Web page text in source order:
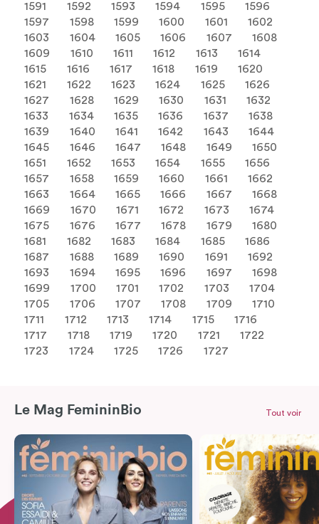
1591
1592 1593 1594 1595
1596
1597
1598 1599 1600 1601
1602
1603
1604 1605 1606 1607
1608
1609
1610 1611 1612 1613
1614
1615
1616 1617 1618 1619
1620
1621
1622 1623 1624 1625
1626
1627
1628 1629 1630 1631
1632
1633
1634 1635 1636 1637
1638
1639
1640 1641 1642 1643
1644
1645
1646 1647 1648 1649
1650
1651
1652 1653 1654 1655
1656
1657
1658 1659 1660 1661
1662
1663
1664 1665 1666 1667
1668
1669
1670 1671 1672 1673
1674
1675
1676 1677 1678 1679
1680
1681
1682 1683 1684 1685
1686
1687
1688 1689 1690 1691
1692
1693
1694 1695 1696 1697
1698
1699
1700 1701 1702 1703
1704
1705
1706 1707 1708 1709
1710
1711
1712 1713 1714 1715
1716
1717
1718 1719 1720 1721
1722
1723
1724 1725 1726 1727
Le Mag FemininBio Tout voir